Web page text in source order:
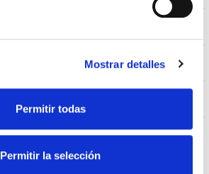
Mostrar detalles
Permitir todas
Permitir la selección
BLANCO